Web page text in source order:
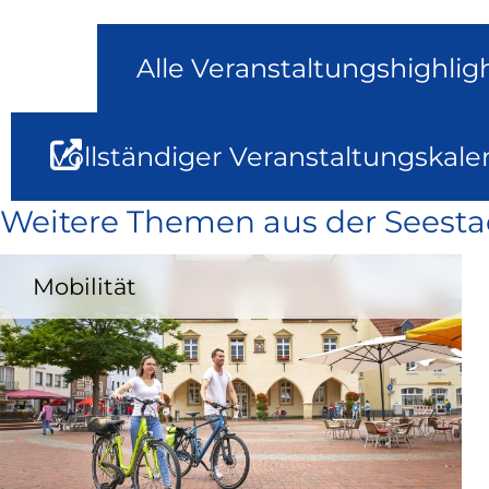
Alle
Vollständiger
Weitere Themen aus der
Mobilität